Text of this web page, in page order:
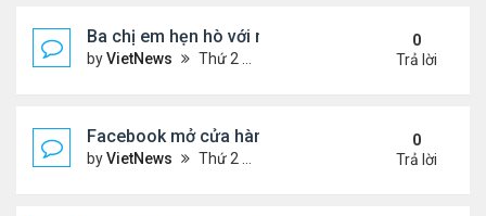
Ba chị em hẹn hò với một chàng trai
byVietNews Thứ 2 Tháng 4 25, 2022 9:53 pm
0
Trả lời
Facebook mở cửa hàng bán thiết bị metaverse
byVietNews Thứ 2 Tháng 4 25, 2022 9:48 pm
0
Trả lời